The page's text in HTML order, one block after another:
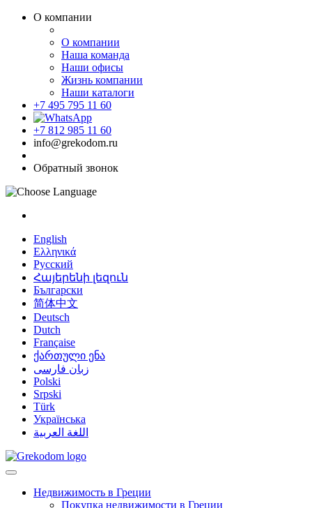
О компании
О компании
Наша команда
Наши офисы
Жизнь компании
Наши каталоги
+7 495 795 11 60
+7 812 985 11 60
info@grekodom.ru
Обратный звонок
English
Ελληνικά
Русский
Հայերենի լեզուն
Български
简体中文
Deutsch
Dutch
Française
ქართული ენა
زبان فارسی
Polski
Srpski
Türk
Українська
اللغة العربية
Недвижимость в Греции
Покупка недвижимости в Греции